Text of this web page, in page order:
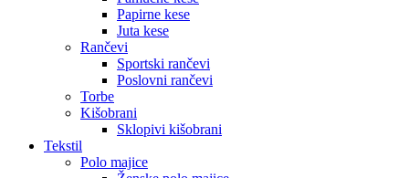
Papirne kese
Juta kese
Rančevi
Sportski rančevi
Poslovni rančevi
Torbe
Kišobrani
Sklopivi kišobrani
Tekstil
Polo majice